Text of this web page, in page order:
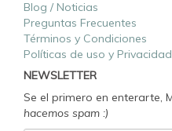
Blog / Noticias
Preguntas Frecuentes
Términos y Condiciones
Políticas de uso y Privacidad
NEWSLETTER
Se el primero en enterarte,
hacemos spam :)